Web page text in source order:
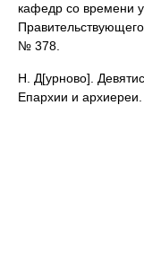
кафедр со времени
№ 378.
Н. Д[урново].
Епархии и